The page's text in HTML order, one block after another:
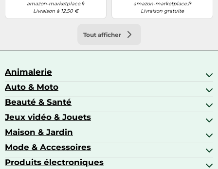
amazon-marketplace.fr
Livraison à 12,50 €
amazon-marketplace.fr
Livraison gratuite
Tout afficher
Animalerie
Abris pour animaux sauvages
Aquariophilie
Colliers GPS
Auto & Moto
Accessoires auto
Attelage & portage
Autoradios
Beauté & Santé
Alimentation bébé
Amour & contraception
Appareils de coiffure
Jeux vidéo & Jouets
Accessoires de gaming
Consoles de jeux
Drones
Maison & Jardin
Ameublement
Articles de cuisine & d'entretien ménager
Mode & Accessoires
Accessoires de mode
Produits électroniques